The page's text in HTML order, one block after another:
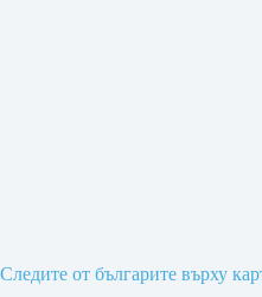
Следите от българите върху